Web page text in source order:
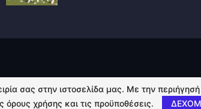
σας στην ιστοσελίδα μας. Με την
όρους χρήσης και τις προϋποθέσεις.